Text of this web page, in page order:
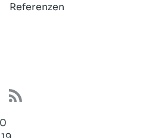
Referenzen